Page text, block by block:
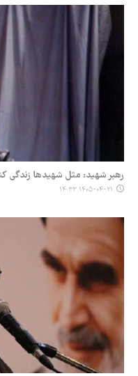
رهبر شهید: مثل شهیدها زندگی
۱۴۰۵-۰۴-۲۱ ۱۴:۳۳